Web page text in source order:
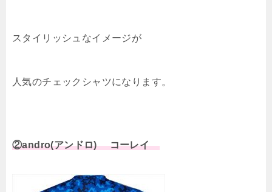
スタイリッシュなイメージが
人気のチェックシャツになります。
②andro(アンドロ) コーレイ